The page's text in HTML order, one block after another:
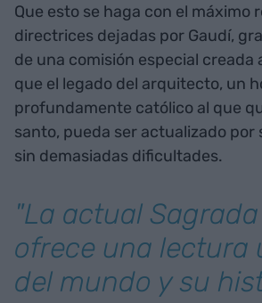
Que esto se haga con el máximo
directrices dejadas por Gaudí,
de una comisión especial creada
que el legado del arquitecto, un
profundamente católico al que
santo, pueda ser actualizado por
sin demasiadas dificultades.
"La actual
ofrece una lectura
del mundo y su